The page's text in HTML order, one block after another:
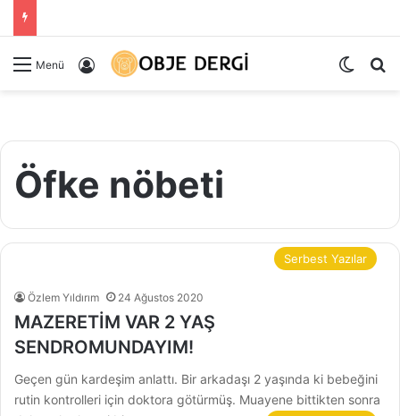
Menü Kayıt Ol Dış
Öfke nöbeti
Serbest Yazılar
Özlem Yıldırım 24 Ağustos 2020
MAZERETİM VAR 2 YAŞ
SENDROMUNDAYIM!
Geçen gün kardeşim anlattı. Bir arkadaşı 2 yaşında ki bebeğini
rutin kontrolleri için doktora götürmüş. Muayene bittikten sonra